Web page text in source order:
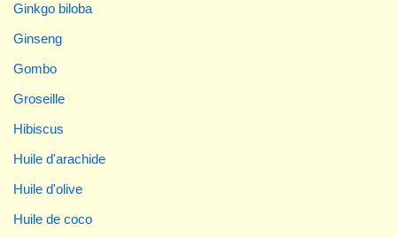
Ginkgo biloba
Ginseng
Gombo
Groseille
Hibiscus
Huile d'arachide
Huile d'olive
Huile de coco